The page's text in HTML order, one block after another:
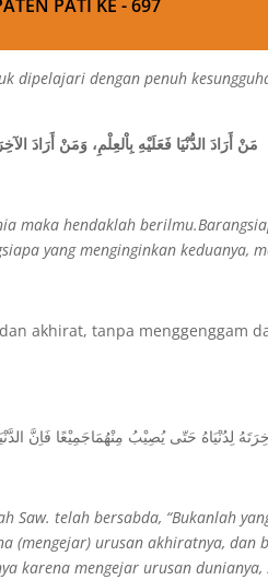
PATI KE - 697
dipelajari dengan penuh
مَنْ أَرَادَ الدُّنْيَا فَعَلَيْهِ بِاْلعِلْمِ، وَمَنْ أَرَادَ
maka hendaklah
yang menginginkan keduanya,
akhirat, tanpa menggenggam
لِدُنْيَاهُ حَتّى يُصِيْبُ مِنْهُمَاجَمِيْعًا فَاِنَّ
Saw. telah bersabda, “Bukanlah
(mengejar) urusan akhiratnya, dan
karena mengejar urusan